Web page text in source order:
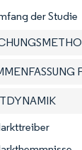
der Studie